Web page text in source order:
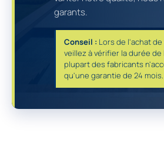
garants.
Conseil : Lors de l'achat
veillez à vérifier la durée de
plupart des fabricants
qu'une garantie de 24 mois.